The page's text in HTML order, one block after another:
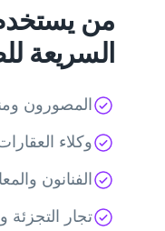
من
السريعة
المصورون
وكلاء
الفنانون
تجار التجزئة